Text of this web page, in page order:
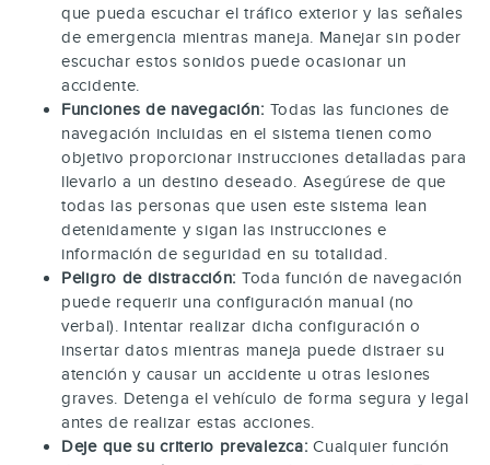
que pueda escuchar el tráfico exterior y las señales
de emergencia mientras maneja. Manejar sin poder
escuchar estos sonidos puede ocasionar un
accidente.
Funciones de navegación: Todas las funciones de
navegación incluidas en el sistema tienen como
objetivo proporcionar instrucciones detalladas para
llevarlo a un destino deseado. Asegúrese de que
todas las personas que usen este sistema lean
detenidamente y sigan las instrucciones e
información de seguridad en su totalidad.
Peligro de distracción: Toda función de navegación
puede requerir una configuración manual (no
verbal). Intentar realizar dicha configuración o
insertar datos mientras maneja puede distraer su
atención y causar un accidente u otras lesiones
graves. Detenga el vehículo de forma segura y legal
antes de realizar estas acciones.
Deje que su criterio prevalezca: Cualquier función